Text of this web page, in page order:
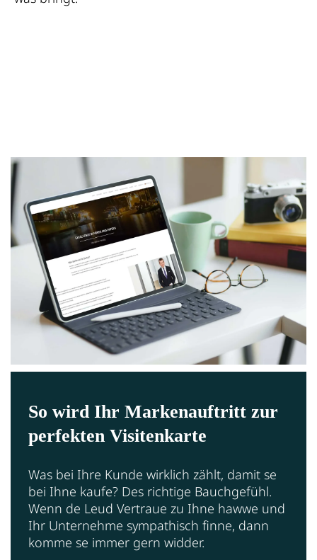
So wird Ihr Markenauftritt zur
perfekten Visitenkarte
Was bei Ihre Kunde wirklich zählt, damit se
bei Ihne kaufe? Des richtige Bauchgefühl.
Wenn de Leud Vertraue zu Ihne hawwe und
Ihr Unternehme sympathisch finne, dann
komme se immer gern widder.